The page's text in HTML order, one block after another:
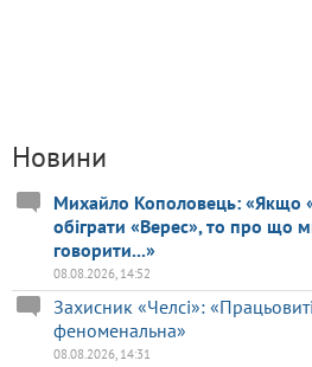
Новини
Михайло Кополовець: «Якщо
обіграти «Верес», то про що
говорити...»
08.08.2026, 14:52
Захисник «Челсі»:
феноменальна»
08.08.2026, 14:31